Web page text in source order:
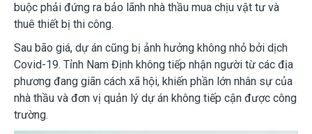
buộc phải đứng ra bảo lãnh nhà thầu mua chịu vật tư và
thuê thiết bị thi công.
Sau bão giá, dự án cũng bị ảnh hưởng không nhỏ bởi dịch
Covid-19. Tỉnh Nam Định không tiếp nhận người từ các địa
phương đang giãn cách xã hội, khiến phần lớn nhân sự của
nhà thầu và đơn vị quản lý dự án không tiếp cận được công
trường.